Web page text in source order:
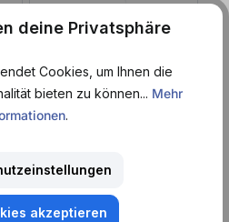
Sprite Watermelon (0,33
deine Privatsphäre
Cookies, um Ihnen die
bieten zu können... Mehr
.
akzeptieren